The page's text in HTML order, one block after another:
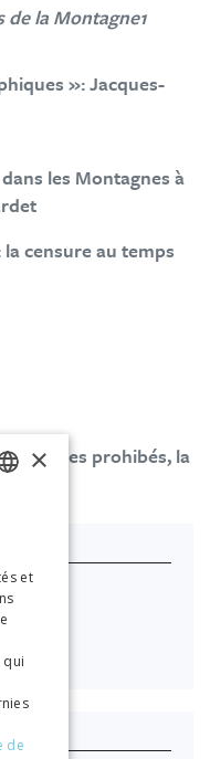
de la Montagne1
»: Jacques-
les Montagnes à
censure au temps
et livres prohibés, la
ITALIAN
×
et
qui
de